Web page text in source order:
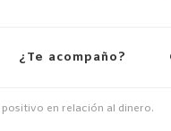
¿Te acompaño?
positivo en relación al dinero.